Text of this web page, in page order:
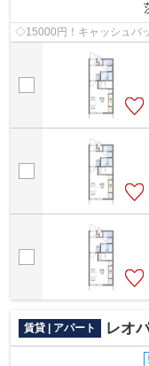
◇15000円！キャッシュバ
賃貸 | アパート レオ